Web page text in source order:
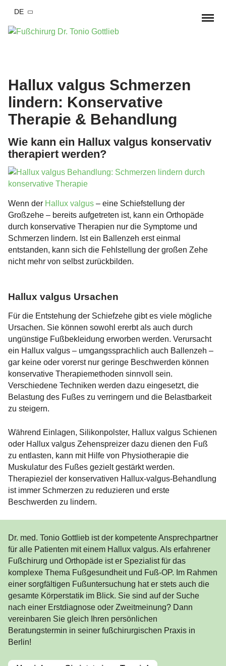
DE
Behandlungen & Symptome
Hallux Valgus / Ballenzeh
Hallux valgus Konservative Therapie
Hallux rigidus /
Knick-Senk-Spreizfuß / Plattfuß
Kleinzehendeformitäten
Hammerzehe / Krallenzehe
Fuß- und Sprunggelenksverletzungen
Frakturen
Sprunggelenksfrakturen
Bänderverletzungen
Arthrose im Fuß
Sprunggelenksarthrose
Großzehengrundgelenksarthrose / Hallux
Fußwurzelarthrose
Rheumatoide Arthritis
Überbein (Exostose)
Fußwurzelknochen Erkrankungen
Mittelfußschmerzen / Metatarsalgie
Gymnastik und Fußübungen
Operationen
Hallux valgus OP
Hallux valgus OP Erfahrungsberichte
Hallux Rigidus OP
Knick-Senk-Spreizfuß OP
Hohlfuß-OP
Sprunggelenksarthroskopie / OSG
Korrekturen voroperierter Füße
Operationsverfahren
Chevron-Osteotomie
Scarf-Osteotomie
Lapidus Arthrodese
Basis-Keil-Osteotomie
Sprunggelenksarthroskopie / OSG
Arthroskopie
Rekonstruktion Fußwurzel / Rückfuß
Dr. med. Tonio Gottlieb
Ersttermin Ablauf
Kooperationen
Kosten
Jobs
Blog
Termin vereinbaren
Hallux valgus Schmerzen
lindern: Konservative
Therapie & Behandlung
Wie kann ein Hallux valgus konservativ
therapiert werden?
Wenn der Hallux valgus – eine Schiefstellung der
Großzehe – bereits aufgetreten ist, kann ein Orthopäde
durch konservative Therapien nur die Symptome und
Schmerzen lindern. Ist ein Ballenzeh erst einmal
entstanden, kann sich die Fehlstellung der großen Zehe
nicht mehr von selbst zurückbilden.
Hallux valgus Ursachen
Für die Entstehung der Schiefzehe gibt es viele mögliche
Ursachen. Sie können sowohl ererbt als auch durch
ungünstige Fußbekleidung erworben werden. Verursacht
ein Hallux valgus – umgangssprachlich auch Ballenzeh –
gar keine oder vorerst nur geringe Beschwerden können
konservative Therapiemethoden sinnvoll sein.
Verschiedene Techniken werden dazu eingesetzt, die
Belastung des Fußes zu verringern und die Belastbarkeit
zu steigern.
Während Einlagen, Silikonpolster, Hallux valgus Schienen
oder Hallux valgus Zehenspreizer dazu dienen den Fuß
zu entlasten, kann mit Hilfe von Physiotherapie die
Muskulatur des Fußes gezielt gestärkt werden.
Therapieziel der konservativen Hallux-valgus-Behandlung
ist immer Schmerzen zu reduzieren und erste
Beschwerden zu lindern.
Dr. med. Tonio Gottlieb ist der kompetente Ansprechpartner
für alle Patienten mit einem Hallux valgus. Als erfahrener
Fußchirurg und Orthopäde ist er Spezialist für das
komplexe Thema Fußgesundheit und Fuß-OP. Im Rahmen
einer sorgfältigen Fußuntersuchung hat er stets auch die
gesamte Körperstatik im Blick. Sie sind auf der Suche
nach einer Erstdiagnose oder Zweitmeinung? Dann
vereinbaren Sie gleich Ihren persönlichen
Beratungstermin in seiner fußchirurgischen Praxis in
Berlin!